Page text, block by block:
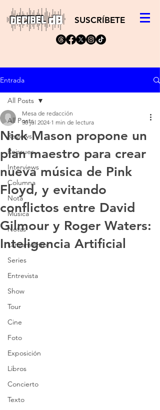
SUSCRÍBETE
Entrada
All Posts
Reviews
Reissues
Interviews
Columna
Nota
Música
Notas
Lanzamiento
Series
Entrevista
Show
Tour
Cine
Foto
Exposición
Libros
Concierto
Texto
All Posts
Nick Mason propone un
plan maestro para crear
nueva música de Pink
Floyd, y evitando
conflictos entre David
Gilmour y Roger Waters:
Inteligencia Artificial
Mesa de redacción
30 jul 2024 1 min de lectura